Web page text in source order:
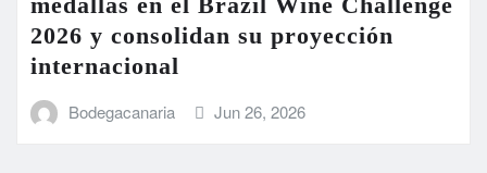
2026 y consolidan su proyección
internacional
Bodegacanaria Jun 26, 2026